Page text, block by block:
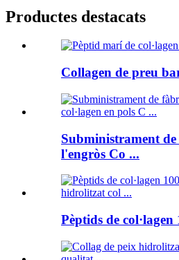
Productes destacats
Collagen de preu
Subministrament
l'engròs Co ...
Pèptids de